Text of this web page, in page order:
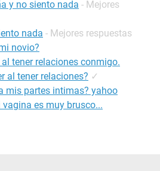
y no siento nada - Mejores
nada - Mejores respuestas
novio?
tener relaciones conmigo.
al tener relaciones? ✓
mis partes intimas? yahoo
es muy brusco...